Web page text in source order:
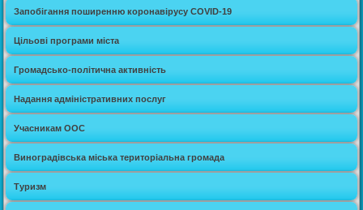
Запобігання поширенню коронавірусу COVID-19
Цільові програми міста
Громадсько-політична активність
Надання адміністративних послуг
Учасникам ООС
Виноградівська міська територіальна громада
Туризм